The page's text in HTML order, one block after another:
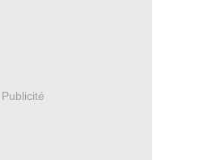
Publicité